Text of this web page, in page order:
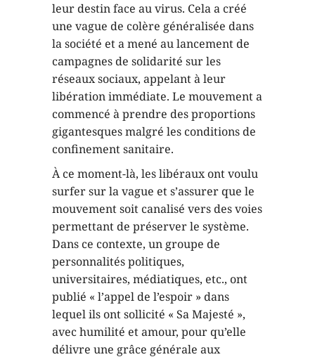
leur destin face au virus. Cela a créé
une vague de colère généralisée dans
la société et a mené au lancement de
campagnes de solidarité sur les
réseaux sociaux, appelant à leur
libération immédiate. Le mouvement a
commencé à prendre des proportions
gigantesques malgré les conditions de
confinement sanitaire.
À ce moment-là, les libéraux ont voulu
surfer sur la vague et s’assurer que le
mouvement soit canalisé vers des voies
permettant de préserver le système.
Dans ce contexte, un groupe de
personnalités politiques,
universitaires, médiatiques, etc., ont
publié « l’appel de l’espoir » dans
lequel ils ont sollicité « Sa Majesté »,
avec humilité et amour, pour qu’elle
délivre une grâce générale aux